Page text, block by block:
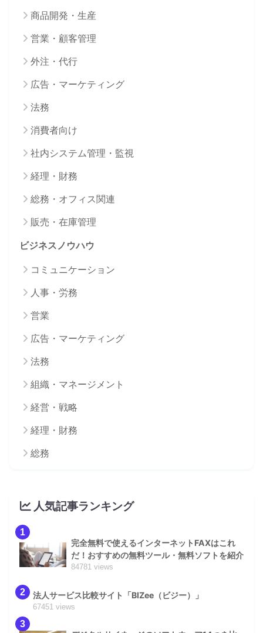
商品開発・生産
営業・顧客管理
外注・代行
広告・マーケティング
法務
消費者向け
社内システム管理・監視
経理・財務
総務・オフィス関連
販売・在庫管理
ビジネスノウハウ
コミュニケーション
人事・労務
営業
広告・マーケティング
法務
組織・マネージメント
経営・戦略
経理・財務
総務
人気記事ランキング
1
完全無料で使えるインターネットFAXはこれ
だ！おすすめの無料ツール・無料ソフトを紹介
84781 views
2 法人サービス比較サイト「BIZee（ビジー）」
67451 views
3